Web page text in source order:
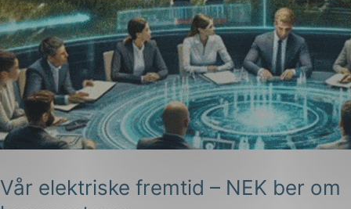
Vår elektriske fremtid – NEK ber om